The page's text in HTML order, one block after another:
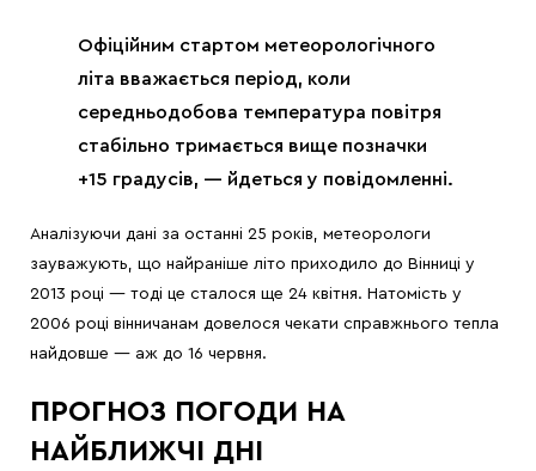
Офіційним стартом метеорологічного
літа вважається період, коли
середньодобова температура повітря
стабільно тримається вище позначки
+15 градусів, — йдеться у повідомленні.
Аналізуючи дані за останні 25 років, метеорологи
зауважують, що найраніше літо приходило до Вінниці у
2013 році — тоді це сталося ще 24 квітня. Натомість у
2006 році вінничанам довелося чекати справжнього тепла
найдовше — аж до 16 червня.
ПРОГНОЗ ПОГОДИ НА
НАЙБЛИЖЧІ ДНІ